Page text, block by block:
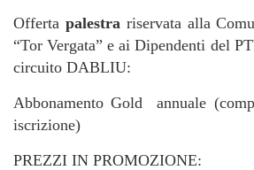
Offerta palestra riservata alla
“Tor Vergata” e ai Dipendenti del
circuito DABLIU:
Abbonamento Gold annuale
iscrizione)
PREZZI IN PROMOZIONE: